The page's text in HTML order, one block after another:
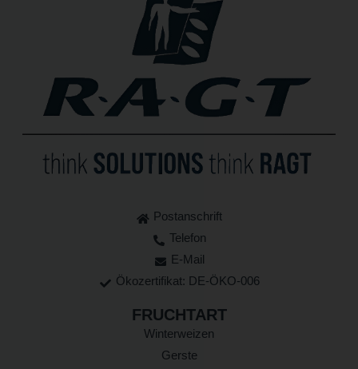
Postanschrift
Telefon
E-Mail
Ökozertifikat: DE-ÖKO-006
FRUCHTART
Winterweizen
Gerste